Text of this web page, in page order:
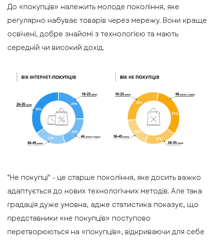
До «покупців» належить молоде покоління, яке
регулярно набуває товарів через мережу. Вони краще
освічені, добре знайомі з технологією та мають
середній чи високий дохід.
"Не покупці" - це старше покоління, яке досить важко
адаптується до нових технологічних методів. Але така
градація дуже умовна, адже статистика показує, що
представники «не покупців» поступово
перетворюються на «покупців», відкриваючи для себе